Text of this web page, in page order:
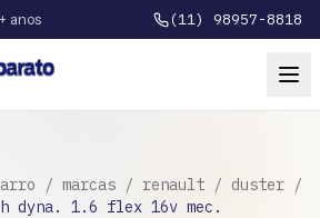
anos (11) 98957-8818
/ marcas / renault / duster /
dyna. 1.6 flex 16v mec.